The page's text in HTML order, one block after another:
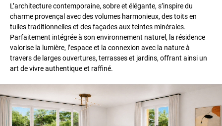
L’architecture contemporaine, sobre et élégante, s’inspire du
charme provençal avec des volumes harmonieux, des toits en
tuiles traditionnelles et des façades aux teintes minérales.
Parfaitement intégrée à son environnement naturel, la résidence
valorise la lumière, l’espace et la connexion avec la nature à
travers de larges ouvertures, terrasses et jardins, offrant ainsi un
art de vivre authentique et raffiné.